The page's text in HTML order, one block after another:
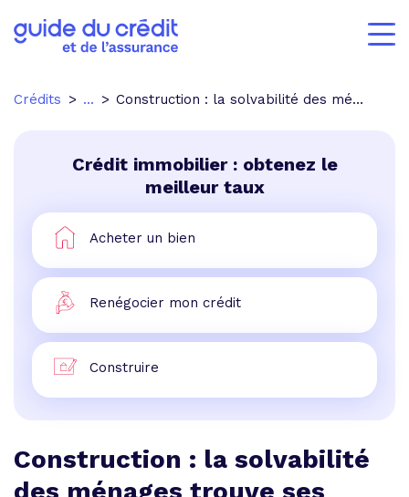
Crédits ... Construction : la solvabilité des ménages trouve ses limites
Crédit immobilier : obtenez le
meilleur taux
Acheter un bien
Renégocier mon crédit
Construire
Construction : la solvabilité